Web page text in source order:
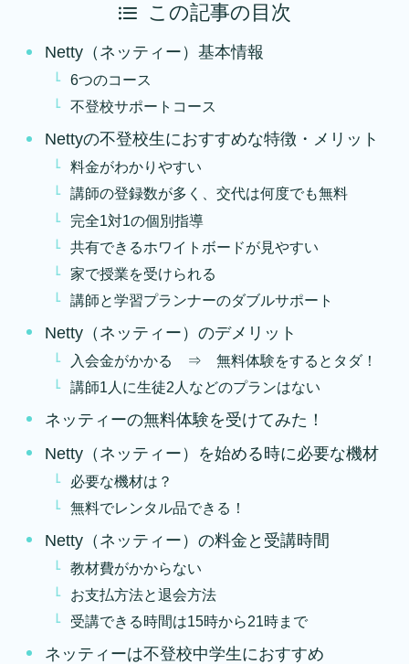
この記事の目次
Netty（ネッティー）基本情報
6つのコース
不登校サポートコース
Nettyの不登校生におすすめな特徴・メリット
料金がわかりやすい
講師の登録数が多く、交代は何度でも無料
完全1対1の個別指導
共有できるホワイトボードが見やすい
家で授業を受けられる
講師と学習プランナーのダブルサポート
Netty（ネッティー）のデメリット
入会金がかかる ⇒ 無料体験をするとタダ！
講師1人に生徒2人などのプランはない
ネッティーの無料体験を受けてみた！
Netty（ネッティー）を始める時に必要な機材
必要な機材は？
無料でレンタル品できる！
Netty（ネッティー）の料金と受講時間
教材費がかからない
お支払方法と退会方法
受講できる時間は15時から21時まで
ネッティーは不登校中学生におすすめ